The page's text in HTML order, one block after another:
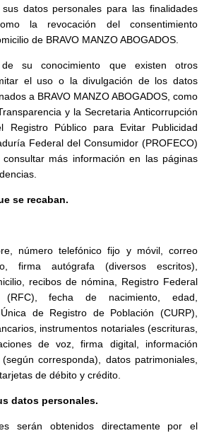
datos personales para las finalidades
la revocación del consentimiento
de BRAVO MANZO ABOGADOS.
su conocimiento que existen otros
el uso o la divulgación de los datos
a BRAVO MANZO ABOGADOS, como
y la Secretaria Anticorrupción
Registro Público para Evitar Publicidad
Federal del Consumidor (PROFECO)
más información en las páginas
se recaban.
número telefónico fijo y móvil, correo
firma autógrafa (diversos escritos),
recibos de nómina, Registro Federal
(RFC), fecha de nacimiento, edad,
de Registro de Población (CURP),
instrumentos notariales (escrituras,
de voz, firma digital, información
corresponda), datos patrimoniales,
de débito y crédito.
datos personales.
serán obtenidos directamente por el